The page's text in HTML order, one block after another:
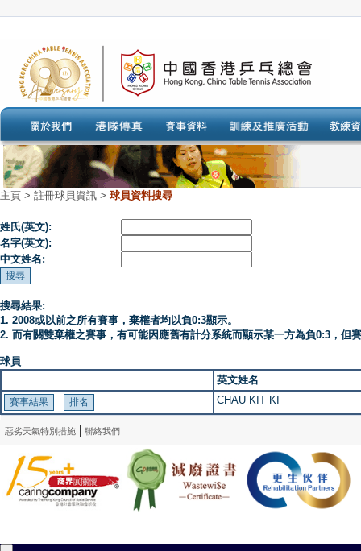
主頁 > 註冊球員資訊 > 球員資料搜尋
姓氏(英文):
名字(英文):
中文姓名:
搜尋結果:
1. 2008或以前之所有賽事，棄權者均以負0:3顯示。
2. 而有關雙棄權之賽事，有可能因應舊有計分系統而顯示某一方為負0:3，但
球員
英文姓名
CHAU KIT KI